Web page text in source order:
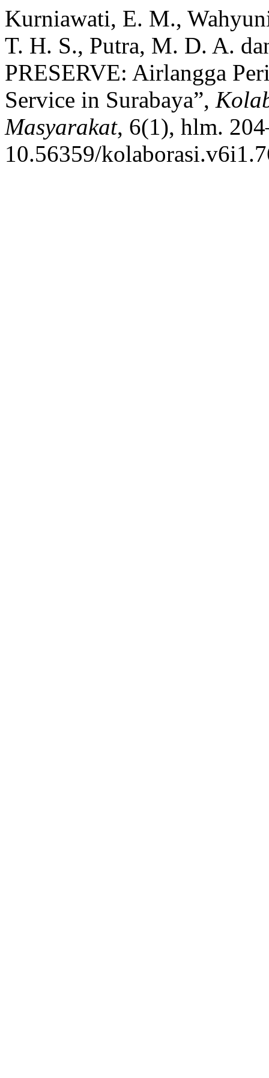
Kurniawati, E. M.,
T. H. S., Putra, M. D. A.
PRESERVE: Airlangga
Service in Surabaya”,
Masyarakat, 6(1), hlm.
10.56359/